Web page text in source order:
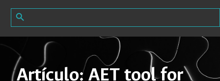
Search Button
Artículo: AET tool for